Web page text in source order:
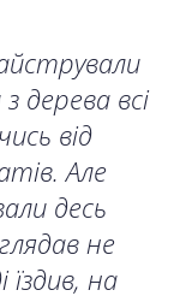
дерева всі
від
Але
десь
не
їздив, на